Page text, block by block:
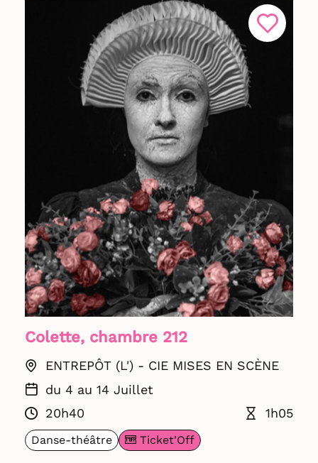
Colette, chambre 212
ENTREPÔT (L') - CIE MISES EN SCÈNE
du 4 au 14 Juillet
20h40
1h05
Danse-théâtre Ticket'Off